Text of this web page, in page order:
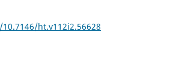
ht.v112i2.56628